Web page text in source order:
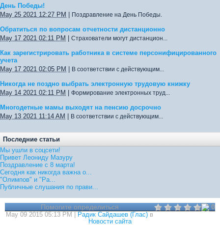
День Победы!
May 25 2021 12:27 PM
Поздравление на День Победы.
Обратиться по вопросам отчетности дистанционно
May 17 2021 02:11 PM
Страхователи могут дистанцион...
Как зарегистрировать работника в системе персонифицированного
учета
May 17 2021 02:05 PM
В соответствии с действующим...
Никогда не поздно выбрать электронную трудовую книжку
May 14 2021 02:11 PM
Формирование электронных труд...
Многодетные мамы выходят на пенсию досрочно
May 13 2021 11:14 AM
В соответствии с действующим...
Последние статьи
Мы ушли в соцсети!
Привет Леониду Мазуру
Поздравление с 8 марта!
Сегодня как никогда важна о...
"Олимпов" и "Ра...
Публичные слушания по прави...
0
Помогите определиться
May 09 2015 05:13 PM | Радик Сайдашев (Глас) в
Новости сайта